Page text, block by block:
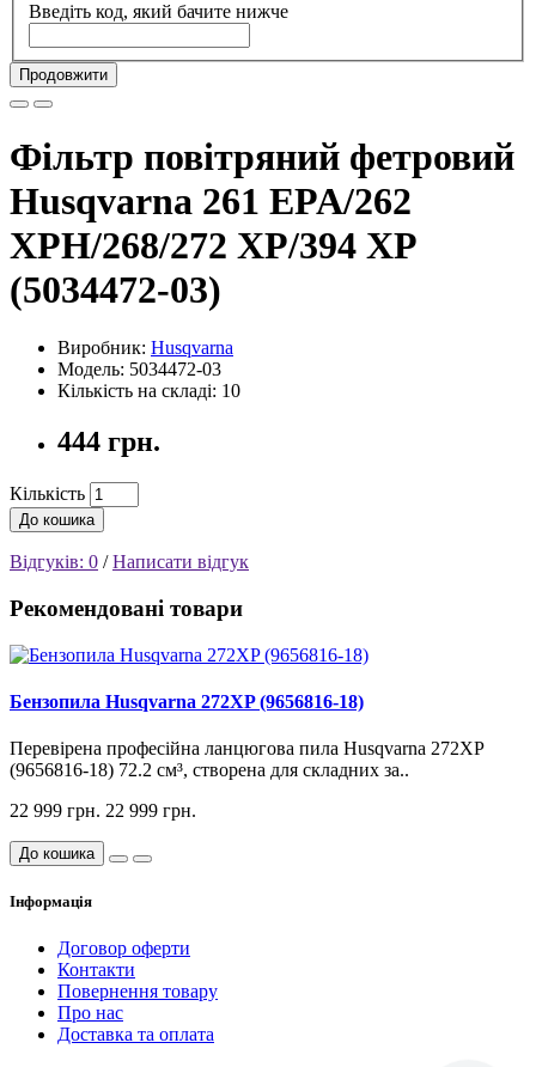
Введіть код, який бачите нижче
Продовжити
Фільтр повітряний фетровий
Husqvarna 261 EPA/262
XPH/268/272 XP/394 XP
(5034472-03)
Виробник: Husqvarna
Модель: 5034472-03
Кількість на складі: 10
444 грн.
Кількість
До кошика
Відгуків: 0 /Написати відгук
Рекомендовані товари
Бензопила Husqvarna 272XP (9656816-18)
Перевірена професійна ланцюгова пила Husqvarna 272XP
(9656816-18) 72.2 см³, створена для складних за..
22 999 грн. 22 999 грн.
До кошика
Інформація
Договор оферти
Контакти
Повернення товару
Про нас
Доставка та оплата